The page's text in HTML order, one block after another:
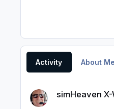
Activity About Me
simHeaven